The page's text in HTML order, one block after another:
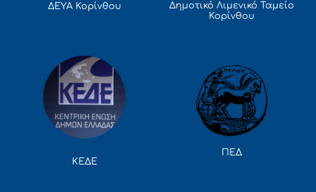
ΔΕΥΑ Κορίνθου
Δημοτικό Λιμενικό Ταμείο
Κορίνθου
ΚΕΔΕ
ΠΕΔ